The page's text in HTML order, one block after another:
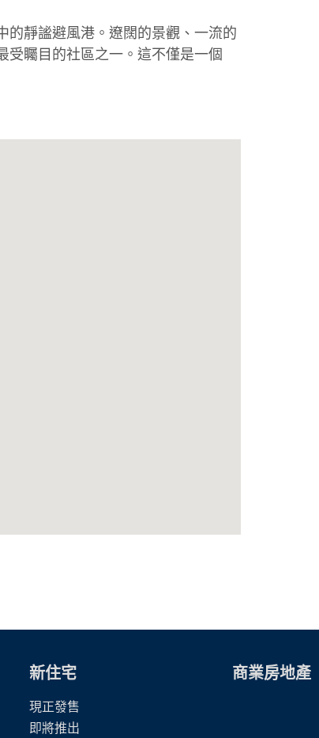
的靜謐避風港。遼闊的景觀、一流的
受矚目的社區之一。這不僅是一個
新住宅
現正發售
即將推出
商業房地產